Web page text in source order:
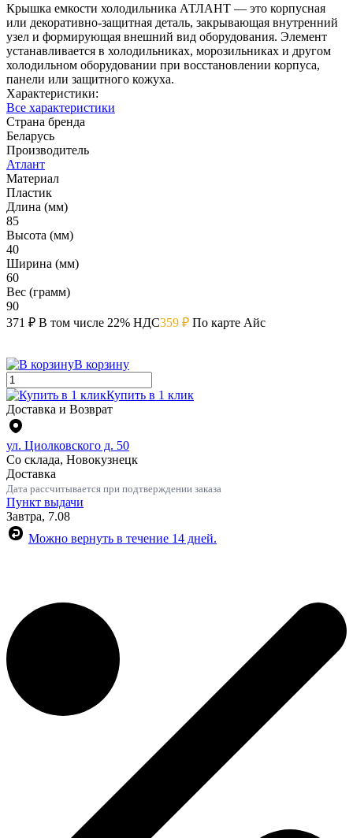
Крышка емкости холодильника АТЛАНТ — это корпусная
или декоративно-защитная деталь, закрывающая внутренний
узел и формирующая внешний вид оборудования. Элемент
устанавливается в холодильниках, морозильниках и другом
холодильном оборудовании при восстановлении корпуса,
панели или защитного кожуха.
Характеристики:
Все характеристики
Страна бренда
Беларусь
Производитель
Атлант
Материал
Пластик
Длина (мм)
85
Высота (мм)
40
Ширина (мм)
60
Вес (грамм)
90
371 ₽ В том числе 22% НДС359 ₽ По карте Айс
В корзину
Купить в 1 клик
Доставка и Возврат
ул. Циолковского д. 50
Со склада, Новокузнецк
Доставка
Дата рассчитывается при подтверждении заказа
Пункт выдачи
Завтра, 7.08
Можно вернуть в течение 14 дней.